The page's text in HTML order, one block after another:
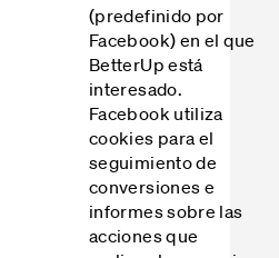
(predefinido por
Facebook) en el que
BetterUp está
interesado.
Facebook utiliza
cookies para el
seguimiento de
conversiones e
informes sobre las
acciones que